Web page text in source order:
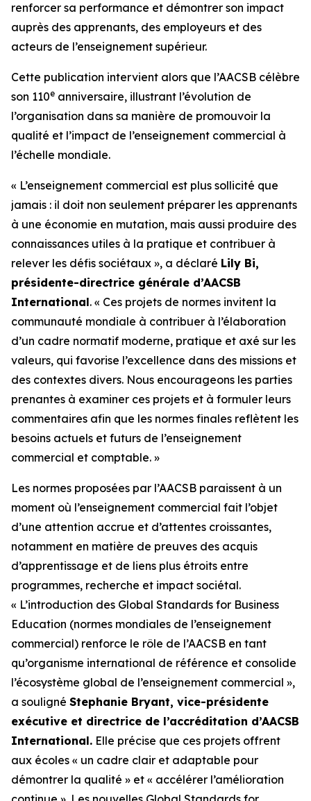
renforcer sa performance et démontrer son impact
auprès des apprenants, des employeurs et des
acteurs de l’enseignement supérieur.
Cette publication intervient alors que l’AACSB célèbre
son 110e anniversaire, illustrant l’évolution de
l’organisation dans sa manière de promouvoir la
qualité et l’impact de l’enseignement commercial à
l’échelle mondiale.
« L’enseignement commercial est plus sollicité que
jamais : il doit non seulement préparer les apprenants
à une économie en mutation, mais aussi produire des
connaissances utiles à la pratique et contribuer à
relever les défis sociétaux », a déclaré Lily Bi,
présidente-directrice générale d’AACSB
International. « Ces projets de normes invitent la
communauté mondiale à contribuer à l’élaboration
d’un cadre normatif moderne, pratique et axé sur les
valeurs, qui favorise l’excellence dans des missions et
des contextes divers. Nous encourageons les parties
prenantes à examiner ces projets et à formuler leurs
commentaires afin que les normes finales reflètent les
besoins actuels et futurs de l’enseignement
commercial et comptable. »
Les normes proposées par l’AACSB paraissent à un
moment où l’enseignement commercial fait l’objet
d’une attention accrue et d’attentes croissantes,
notamment en matière de preuves des acquis
d’apprentissage et de liens plus étroits entre
programmes, recherche et impact sociétal.
« L’introduction des Global Standards for Business
Education (normes mondiales de l’enseignement
commercial) renforce le rôle de l’AACSB en tant
qu’organisme international de référence et consolide
l’écosystème global de l’enseignement commercial »,
a souligné Stephanie Bryant, vice-présidente
exécutive et directrice de l’accréditation d’AACSB
International. Elle précise que ces projets offrent
aux écoles « un cadre clair et adaptable pour
démontrer la qualité » et « accélérer l’amélioration